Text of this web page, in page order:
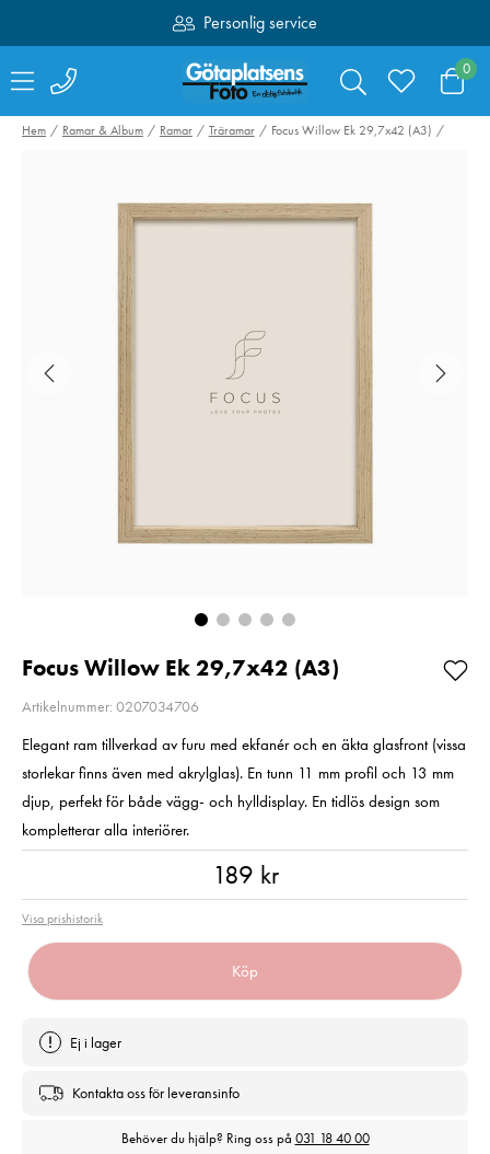
Personlig service
Fri frakt över 1000:-
0
V30 U3
Pris:699 kr
699 kr
Lägg i varukorgen
Hem Ramar & Album Ramar Träramar Focus Willow Ek 29,7x42 (A3)
Focus Willow Ek 29,7x42 (A3)
Artikelnummer: 0207034706
Elegant ram tillverkad av furu med ekfanér och en äkta glasfront (vissa
storlekar finns även med akrylglas). En tunn 11 mm profil och 13 mm
djup, perfekt för både vägg- och hylldisplay. En tidlös design som
kompletterar alla interiörer.
189 kr
Visa prishistorik
Köp
Ej i lager
Kontakta oss för leveransinfo
Behöver du hjälp? Ring oss på 031 18 40 00